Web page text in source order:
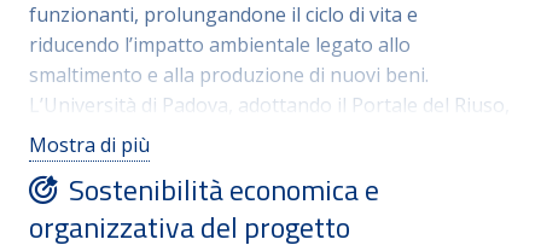
funzionanti, prolungandone il ciclo di vita e
riducendo l’impatto ambientale legato allo
smaltimento e alla produzione di nuovi beni.
L’Università di Padova, adottando il Portale del Riuso,
in continua evoluzione per rispondere sempre
meglio alle esigenze dei fruitori, contribuisce quindi
in modo significativo a integrare buone pratiche di
economia circolare nei propri processi di
Mostra di più
Sostenibilità economica e
organizzativa del progetto